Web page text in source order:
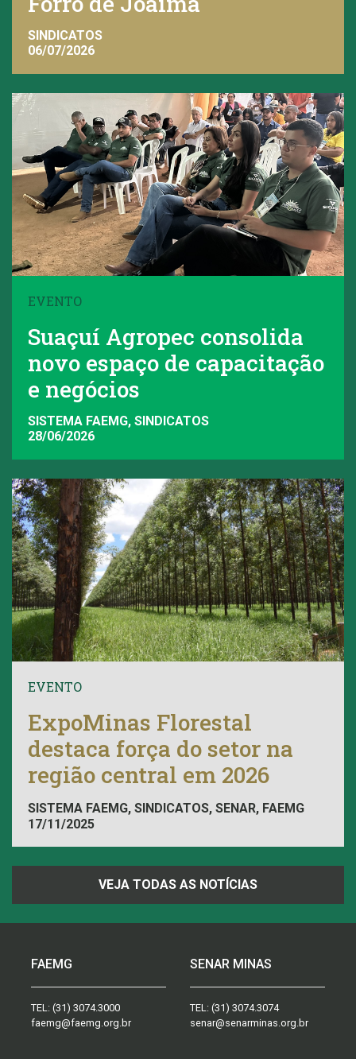
SINDICATOS
06/07/2026
EVENTO
Suaçuí Agropec consolida
novo espaço de capacitação
e negócios
SISTEMA FAEMG, SINDICATOS
28/06/2026
EVENTO
ExpoMinas Florestal
destaca força do setor na
região central em 2026
SISTEMA FAEMG, SINDICATOS, SENAR, FAEMG
17/11/2025
VEJA TODAS AS NOTÍCIAS
FAEMG
TEL: (31) 3074.3000
faemg@faemg.org.br
SENAR MINAS
TEL: (31) 3074.3074
senar@senarminas.org.br